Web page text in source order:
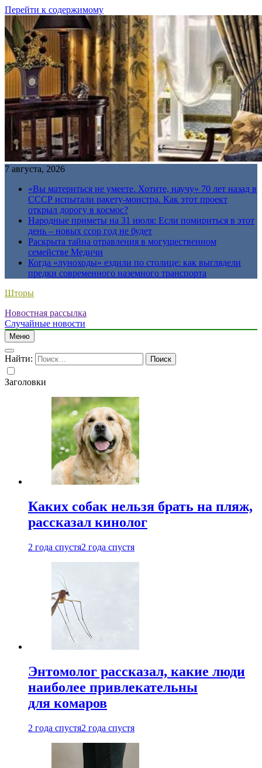
Перейти к содержимому
7 августа, 2026
«Вы материться не умеете. Хотите, научу» 70 лет назад в
СССР испытали ракету-монстра. Как этот проект
открыл дорогу в космос?
Народные приметы на 31 июля: Если помириться в этот
день – новых ссор год не будет
Раскрыта тайна отравления в могущественном
семействе Медичи
Когда «луноходы» ездили по столице: как выглядели
предки современного наземного транспорта
Шторы
Новостная рассылка
Случайные новости
Меню
Найти:
Заголовки
Каких собак нельзя брать на пляж,
рассказал кинолог
2 года спустя2 года спустя
Энтомолог рассказал, какие люди
наиболее привлекательны
для комаров
2 года спустя2 года спустя